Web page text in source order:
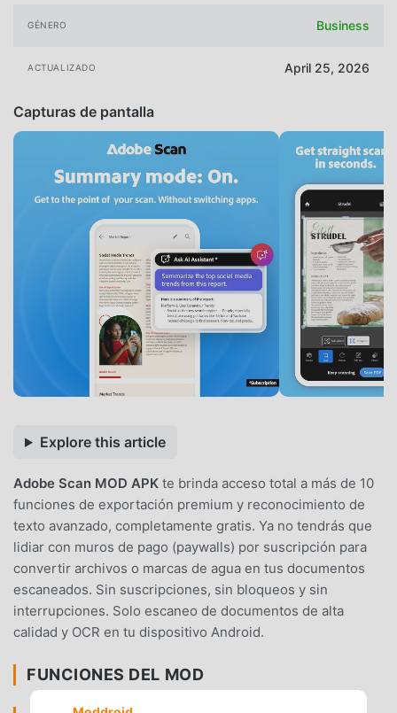
GÉNERO Business
ACTUALIZADO April 25, 2026
Capturas de pantalla
Explore this article
Adobe Scan MOD APK te brinda acceso total a más de 10
funciones de exportación premium y reconocimiento de
texto avanzado, completamente gratis. Ya no tendrás que
lidiar con muros de pago (paywalls) por suscripción para
convertir archivos o marcas de agua en tus documentos
escaneados. Sin suscripciones, sin bloqueos y sin
interrupciones. Solo escaneo de documentos de alta
calidad y OCR en tu dispositivo Android.
FUNCIONES DEL MOD